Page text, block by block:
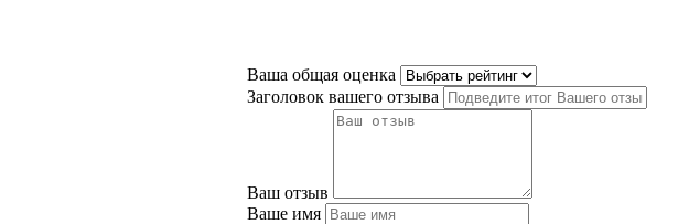
Ваша общая оценка
Заголовок вашего отзыва
Ваш отзыв
Ваше имя